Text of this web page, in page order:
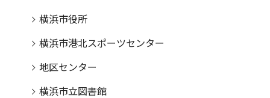
横浜市役所
横浜市港北スポーツセンター
地区センター
横浜市立図書館